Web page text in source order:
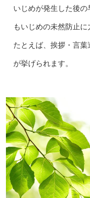
いじめが発生した後
もいじめの未然防止に
たとえば、挨拶・言
が挙げられます。